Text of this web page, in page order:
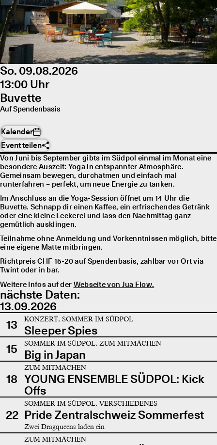
So. 09.08.2026
13:00 Uhr
Buvette
Auf Spendenbasis
Kalender
Event teilen
Von Juni bis September gibts im Südpol einmal im Monat eine
besondere Auszeit: Yoga in entspannter Atmosphäre.
Gemeinsam bewegen, durchatmen und einfach mal
runterfahren – perfekt, um neue Energie zu tanken.
Im Anschluss an die Yoga-Session öffnet um 14 Uhr die
Buvette. Schnapp dir einen Kaffee, ein erfrischendes Getränk
oder eine kleine Leckerei und lass den Nachmittag ganz
gemütlich ausklingen.
Teilnahme ohne Anmeldung und Vorkenntnissen möglich, bitte
eine eigene Matte mitbringen.
Richtpreis CHF 15-20 auf Spendenbasis, zahlbar vor Ort via
Twint oder in bar.
Weitere Infos auf der Webseite von Jua Flow.
nächste Daten:
13.09.2026
13
KONZERT, SOMMER IM SÜDPOL
Sleeper Spies
15
SOMMER IM SÜDPOL, ZUM MITMACHEN
Big in Japan
18
ZUM MITMACHEN
YOUNG ENSEMBLE SÜDPOL: Kick
Offs
22
SOMMER IM SÜDPOL, VERSCHIEDENES
Pride Zentralschweiz Sommerfest
Zwei Dragqueens laden ein
ZUM MITMACHEN